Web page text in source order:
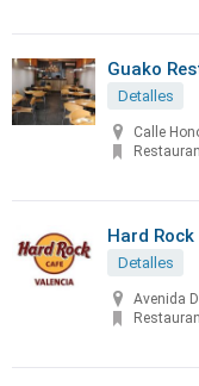
Guako
Detalles
Calle
Hard
Detalles
Avenida